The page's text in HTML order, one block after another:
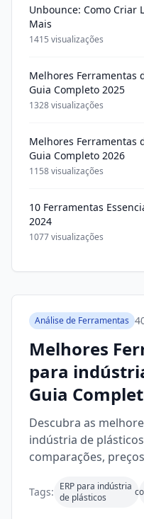
Unbounce: Como Criar
Mais
1415 visualizações
Melhores Ferramentas
Guia Completo 2025
1328 visualizações
Melhores Ferramentas
Guia Completo 2026
1158 visualizações
10 Ferramentas
2024
1077 visualizações
Análise de Ferramentas
Melhores
para
Guia
Descubra as
indústria de
comparações,
Tags: ERP para indústria
de plásticos